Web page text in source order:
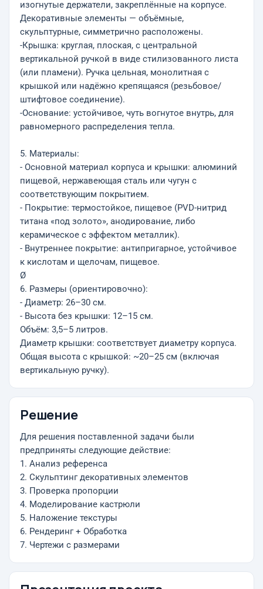
изогнутые держатели, закреплённые на корпусе.
Декоративные элементы — объёмные,
скульптурные, симметрично расположены.
-Крышка: круглая, плоская, с центральной
вертикальной ручкой в виде стилизованного листа
(или пламени). Ручка цельная, монолитная с
крышкой или надёжно крепящаяся (резьбовое/
штифтовое соединение).
-Основание: устойчивое, чуть вогнутое внутрь, для
равномерного распределения тепла.
5. Материалы:
- Основной материал корпуса и крышки: алюминий
пищевой, нержавеющая сталь или чугун с
соответствующим покрытием.
- Покрытие: термостойкое, пищевое (PVD-нитрид
титана «под золото», анодирование, либо
керамическое с эффектом металлик).
- Внутреннее покрытие: антипригарное, устойчивое
к кислотам и щелочам, пищевое.
Ø
6. Размеры (ориентировочно):
- Диаметр: 26–30 см.
- Высота без крышки: 12–15 см.
Объём: 3,5–5 литров.
Диаметр крышки: соответствует диаметру корпуса.
Общая высота с крышкой: ~20–25 см (включая
вертикальную ручку).
Решение
Для решения поставленной задачи были
предприняты следующие действие:
1. Анализ референса
2. Скульптинг декоративных элементов
3. Проверка пропорции
4. Моделирование кастрюли
5. Наложение текстуры
6. Рендеринг + Обработка
7. Чертежи с размерами